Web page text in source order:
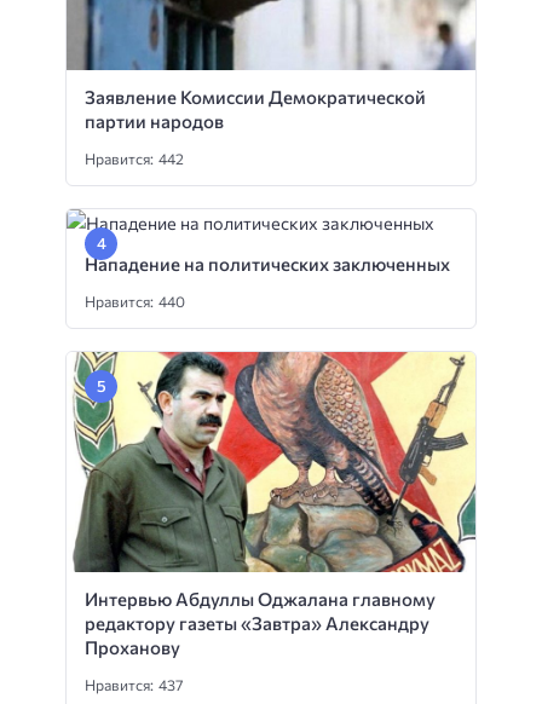
Заявление Комиссии Демократической
партии народов
Нравится: 442
Нападение на политических заключенных
Нравится: 440
Интервью Абдуллы Оджалана главному
редактору газеты «Завтра» Александру
Проханову
Нравится: 437